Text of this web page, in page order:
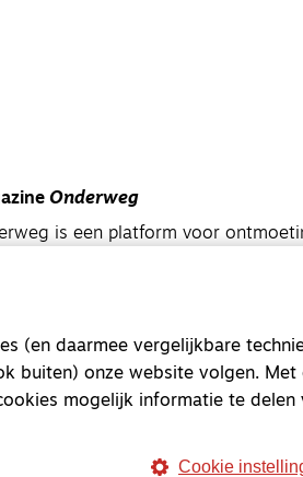
Onderweg
is een platform voor
33277063
INGB 0117 5827 86
(en daarmee vergelijkbare
buiten) onze website volgen.
mogelijk informatie te delen
Cookie